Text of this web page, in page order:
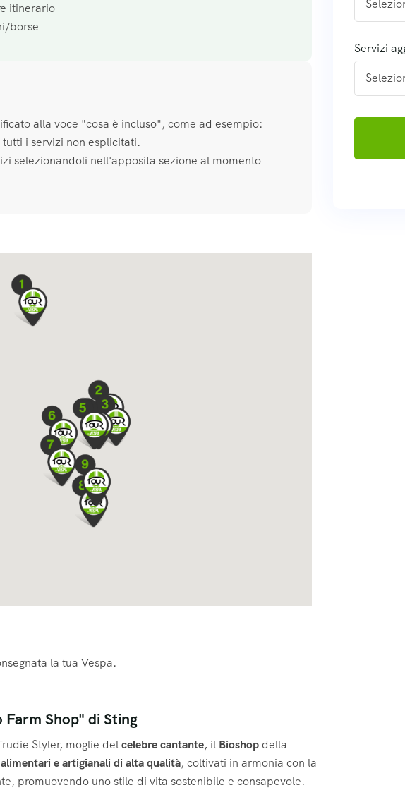
itinerario
borse
alla voce "cosa è incluso", come ad esempio:
i servizi non esplicitati.
selezionandoli nell'apposita sezione al momento
la tua Vespa.
Farm Shop" di Sting
Styler, moglie delcelebre cantante, il Bioshop della
e artigianali di alta qualità, coltivati in armonia con la
promuovendo uno stile di vita sostenibile e consapevole.
Servizi